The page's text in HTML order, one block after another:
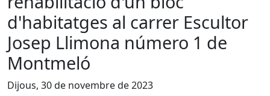
d'habitatges al carrer Escultor
Josep Llimona número 1 de
Montmeló
Dijous, 30 de novembre de 2023